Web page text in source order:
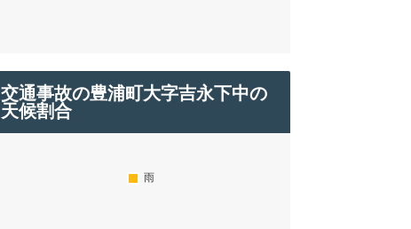
交通事故の豊浦町大字吉永下中の
天候割合